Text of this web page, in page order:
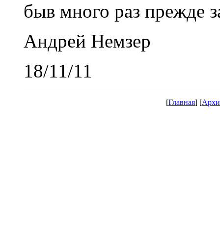
быв много раз прежде
Андрей Немзер
18/11/11
[Главная] [